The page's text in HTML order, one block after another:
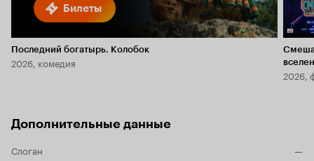
Билеты
Последний богатырь. Колобок
2026, комедия
2026,
Дополнительные данные
Слоган
—